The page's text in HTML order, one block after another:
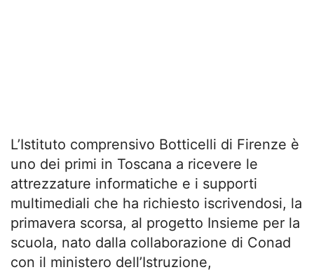
L’Istituto comprensivo Botticelli di Firenze è
uno dei primi in Toscana a ricevere le
attrezzature informatiche e i supporti
multimediali che ha richiesto iscrivendosi, la
primavera scorsa, al progetto Insieme per la
scuola, nato dalla collaborazione di Conad
con il ministero dell’Istruzione,